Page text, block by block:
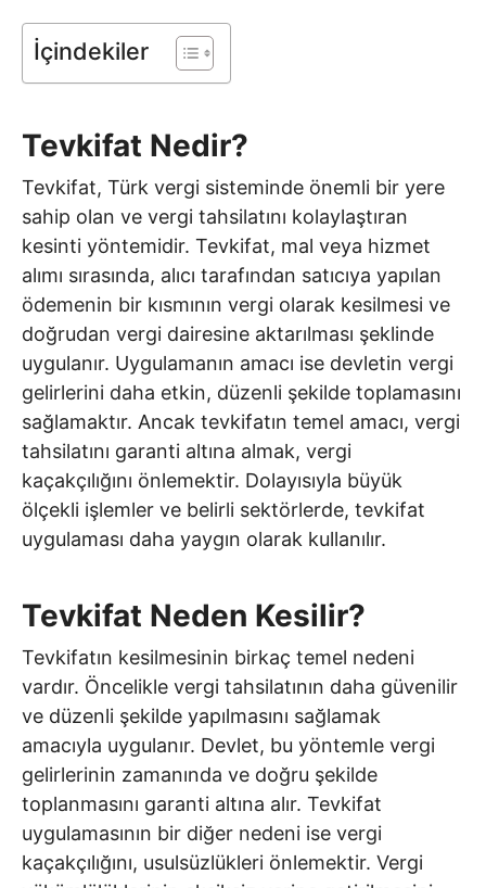
İçindekiler
Tevkifat Nedir?
Tevkifat, Türk vergi sisteminde önemli bir yere
sahip olan ve vergi tahsilatını kolaylaştıran
kesinti yöntemidir. Tevkifat, mal veya hizmet
alımı sırasında, alıcı tarafından satıcıya yapılan
ödemenin bir kısmının vergi olarak kesilmesi ve
doğrudan vergi dairesine aktarılması şeklinde
uygulanır. Uygulamanın amacı ise devletin vergi
gelirlerini daha etkin, düzenli şekilde toplamasını
sağlamaktır. Ancak tevkifatın temel amacı, vergi
tahsilatını garanti altına almak, vergi
kaçakçılığını önlemektir. Dolayısıyla büyük
ölçekli işlemler ve belirli sektörlerde, tevkifat
uygulaması daha yaygın olarak kullanılır.
Tevkifat Neden Kesilir?
Tevkifatın kesilmesinin birkaç temel nedeni
vardır. Öncelikle vergi tahsilatının daha güvenilir
ve düzenli şekilde yapılmasını sağlamak
amacıyla uygulanır. Devlet, bu yöntemle vergi
gelirlerinin zamanında ve doğru şekilde
toplanmasını garanti altına alır. Tevkifat
uygulamasının bir diğer nedeni ise vergi
kaçakçılığını, usulsüzlükleri önlemektir. Vergi